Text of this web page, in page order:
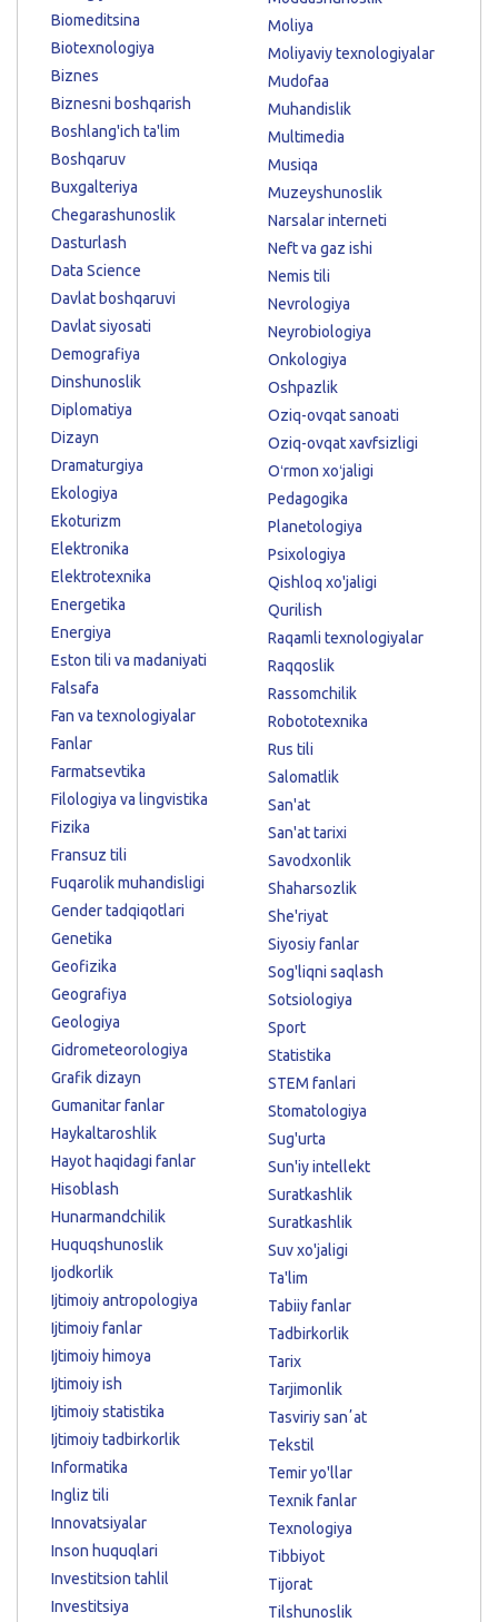
Biomeditsina
Biotexnologiya
Biznes
Biznesni boshqarish
Boshlang'ich ta'lim
Boshqaruv
Buxgalteriya
Chegarashunoslik
Dasturlash
Data Science
Davlat boshqaruvi
Davlat siyosati
Demografiya
Dinshunoslik
Diplomatiya
Dizayn
Dramaturgiya
Ekologiya
Ekoturizm
Elektronika
Elektrotexnika
Energetika
Energiya
Eston tili va madaniyati
Falsafa
Fan va texnologiyalar
Fanlar
Farmatsevtika
Filologiya va lingvistika
Fizika
Fransuz tili
Fuqarolik muhandisligi
Gender tadqiqotlari
Genetika
Geofizika
Geografiya
Geologiya
Gidrometeorologiya
Grafik dizayn
Gumanitar fanlar
Haykaltaroshlik
Hayot haqidagi fanlar
Hisoblash
Hunarmandchilik
Huquqshunoslik
Ijodkorlik
Ijtimoiy antropologiya
Ijtimoiy fanlar
Ijtimoiy himoya
Ijtimoiy ish
Ijtimoiy statistika
Ijtimoiy tadbirkorlik
Informatika
Ingliz tili
Innovatsiyalar
Inson huquqlari
Investitsion tahlil
Investitsiya
Moliya
Moliyaviy texnologiyalar
Mudofaa
Muhandislik
Multimedia
Musiqa
Muzeyshunoslik
Narsalar interneti
Neft va gaz ishi
Nemis tili
Nevrologiya
Neyrobiologiya
Onkologiya
Oshpazlik
Oziq-ovqat sanoati
Oziq-ovqat xavfsizligi
Oʻrmon xoʻjaligi
Pedagogika
Planetologiya
Psixologiya
Qishloq xo'jaligi
Qurilish
Raqamli texnologiyalar
Raqqoslik
Rassomchilik
Robototexnika
Rus tili
Salomatlik
San'at
San'at tarixi
Savodxonlik
Shaharsozlik
She'riyat
Siyosiy fanlar
Sog'liqni saqlash
Sotsiologiya
Sport
Statistika
STEM fanlari
Stomatologiya
Sug'urta
Sun'iy intellekt
Suratkashlik
Suratkashlik
Suv xo'jaligi
Ta'lim
Tabiiy fanlar
Tadbirkorlik
Tarix
Tarjimonlik
Tasviriy sanʼat
Tekstil
Temir yo'llar
Texnik fanlar
Texnologiya
Tibbiyot
Tijorat
Tilshunoslik